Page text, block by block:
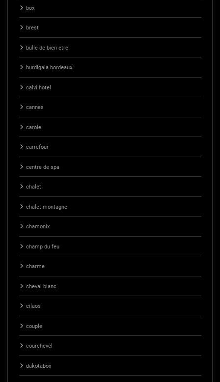
box
brest
bulle de bien etre
burdigala bordeaux
calvi hotel
cannes
carole
carrefour
centre de spa
chalet
chalet montagne
chamonix
champ du feu
charme
cheval blanc
cilaos
couple
courchevel
dakotabox